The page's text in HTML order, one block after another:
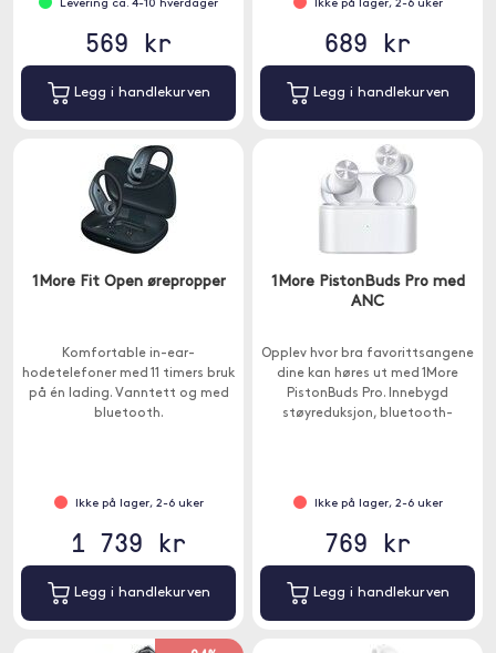
Levering ca. 4-10 hverdager
569 kr
Legg i handlekurven
Ikke på lager, 2-6 uker
689 kr
Legg i handlekurven
1More Fit Open ørepropper
Komfortable in-ear-
hodetelefoner med 11 timers bruk
på én lading. Vanntett og med
bluetooth.
Ikke på lager, 2-6 uker
1 739 kr
Legg i handlekurven
1More PistonBuds Pro med
ANC
Opplev hvor bra favorittsangene
dine kan høres ut med 1More
PistonBuds Pro. Innebygd
støyreduksjon, bluetooth-
Ikke på lager, 2-6 uker
769 kr
Legg i handlekurven